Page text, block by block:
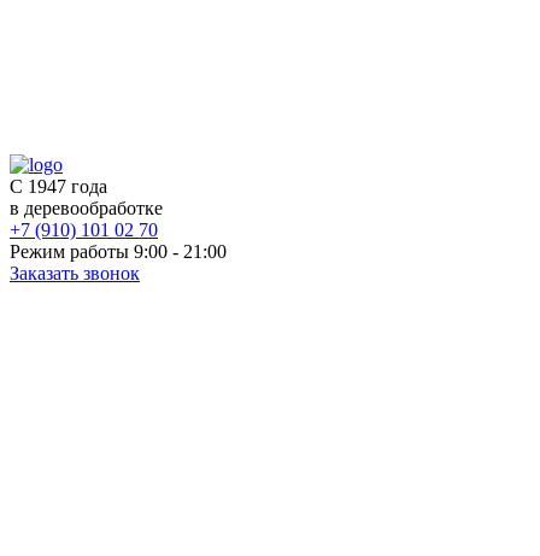
С 1947 года
в деревообработке
+7 (910) 101 02 70
Режим работы 9:00 - 21:00
Заказать звонок